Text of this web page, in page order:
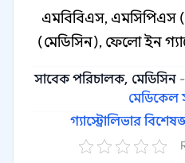
এমবিবিএস, এমসিপিএস
(মেডিসিন), ফেলো ইন
সাবেক পরিচালক, মেডিসিন
মেডিকেল
গ্যাস্ট্রোলিভার